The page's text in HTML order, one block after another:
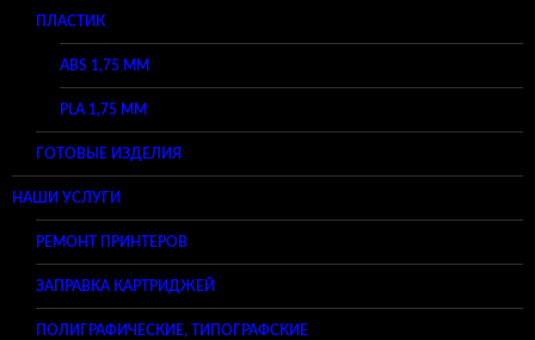
ПЛАСТИК
ABS 1,75 ММ
PLA 1,75 ММ
ГОТОВЫЕ ИЗДЕЛИЯ
НАШИ УСЛУГИ
РЕМОНТ ПРИНТЕРОВ
ЗАПРАВКА КАРТРИДЖЕЙ
ПОЛИГРАФИЧЕСКИЕ, ТИПОГРАФСКИЕ